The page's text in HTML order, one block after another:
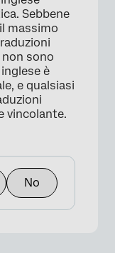
Sebbene
massimo
sono
è
e qualsiasi
vincolante.
No